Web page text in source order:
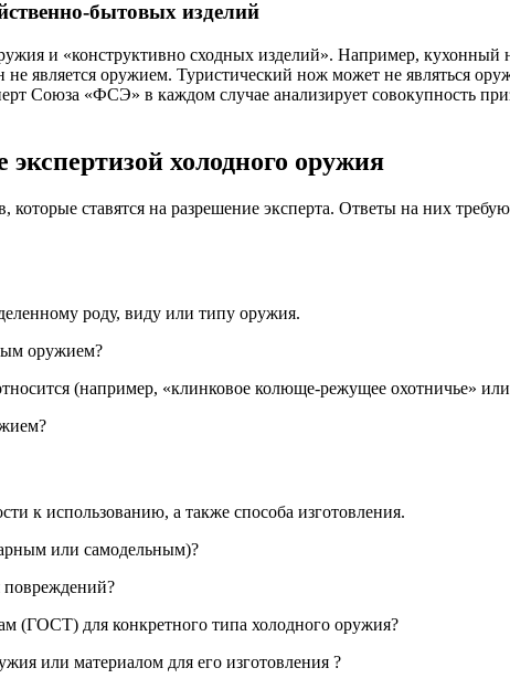
бытовых изделий
и «конструктивно сходных изделий». Например,
не является оружием. Туристический нож может не являться
Союза «ФСЭ» в каждом случае анализирует совокупность
холодного оружия
ставятся на разрешение эксперта. Ответы на них
роду, виду или типу оружия.
оружием?
(например, «клинковое колюще-режущее охотничье»
к использованию, а также способа изготовления.
или самодельным)?
повреждений?
(ГОСТ) для конкретного типа холодного оружия?
или материалом для его изготовления ?